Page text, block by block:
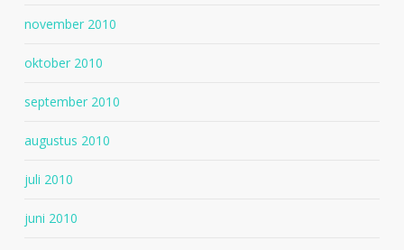
november 2010
oktober 2010
september 2010
augustus 2010
juli 2010
juni 2010